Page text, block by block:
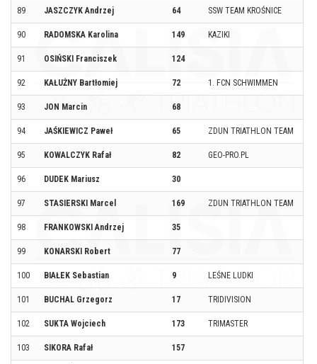
89 JASZCZYK Andrzej 64 SSW TEAM KROŚNICE
90 RADOMSKA Karolina 149 KAZIKI
91 OSIŃSKI Franciszek 124
92 KAŁUŻNY Bartłomiej 72 1. FCN SCHWIMMEN
93 JON Marcin 68
94 JAŚKIEWICZ Paweł 65 ZDUN TRIATHLON TEAM
95 KOWALCZYK Rafał 82 GEO-PRO.PL
96 DUDEK Mariusz 30
97 STASIERSKI Marcel 169 ZDUN TRIATHLON TEAM
98 FRANKOWSKI Andrzej 35
99 KONARSKI Robert 77
100 BIAŁEK Sebastian 9 LEŚNE LUDKI
101 BUCHAL Grzegorz 17 TRIDIVISION
102 SUKTA Wojciech 173 TRIMASTER
103 SIKORA Rafał 157